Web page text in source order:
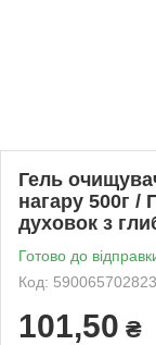
Гель
нагару 500г /
духовок з
Готово до
Код:
101,50 ₴